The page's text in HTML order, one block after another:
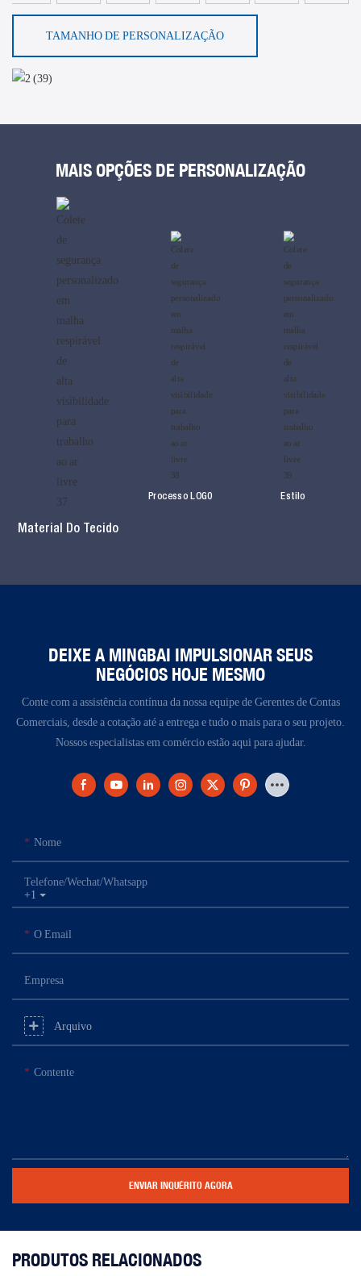
TAMANHO DE PERSONALIZAÇÃO
MAIS OPÇÕES DE PERSONALIZAÇÃO
Material Do Tecido
Processo LOG0 Estilo
DEIXE A MINGBAI IMPULSIONAR SEUS
NEGÓCIOS HOJE MESMO
Conte com a assistência contínua da nossa equipe de Gerentes de Contas
Comerciais, desde a cotação até a entrega e tudo o mais para o seu projeto.
Nossos especialistas em comércio estão aqui para ajudar.
Nome
+1
Telefone/Wechat/Whatsapp
O Email
Empresa
Arquivo
Contente
ENVIAR INQUÉRITO AGORA
PRODUTOS RELACIONADOS